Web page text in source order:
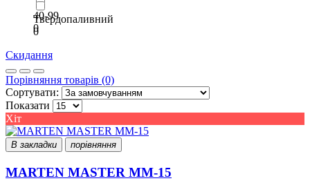
40-99
0
Твердопаливний
0
Скидання
Порівняння товарів (0)
Сортувати:
Показати
Хіт
В закладки порівняння
MARTEN MASTER ММ-15